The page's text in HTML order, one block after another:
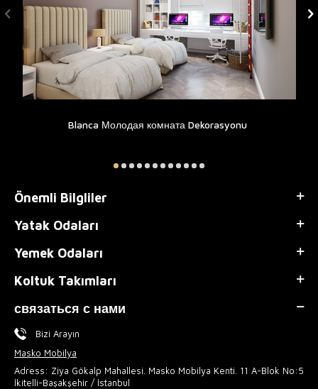
Blanca Молодая комната Dekorasyonu
Önemli Bilgliler
Yatak Odaları
Yemek Odaları
Koltuk Takımları
связаться с нами
Bizi Arayın
Masko Mobilya
Adress: Ziya Gökalp Mahallesi. Masko Mobilya Kenti. 11 A-Blok No:5
İkitelli-Başakşehir / İstanbul